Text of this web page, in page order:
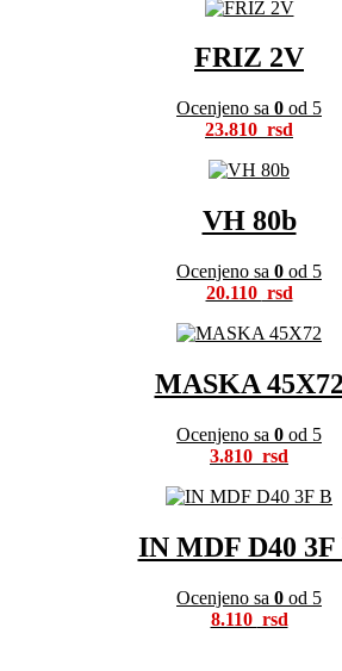
FRIZ 2V
Ocenjeno sa 0 od 5
23.810
VH 80b
Ocenjeno sa 0 od 5
20.110
MASKA 45X72
Ocenjeno sa 0 od 5
3.810
IN MDF D40 3F
Ocenjeno sa 0 od 5
8.110